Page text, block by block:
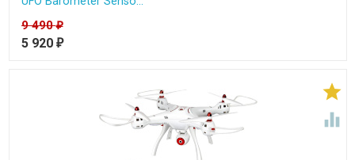
9 490₽
5 920 ₽

